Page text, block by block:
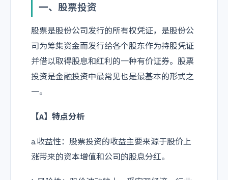
一、股票投资
股票是股份公司发行的所有权凭证，是股份公
司为筹集资金而发行给各个股东作为持股凭证
并借以取得股息和红利的一种有价证券。股票
投资是金融投资中最常见也是最基本的形式之
一。
【A】特点分析
a.收益性：股票投资的收益主要来源于股价上
涨带来的资本增值和公司的股息分红。